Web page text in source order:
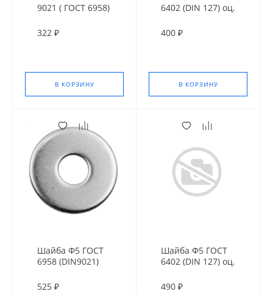
9021 ( ГОСТ 6958)
322 ₽
В КОРЗИНУ
6402 (DIN 127) оц.
400 ₽
В КОРЗИНУ
Шайба Ф5 ГОСТ
6958 (DIN9021)
525 ₽
Шайба Ф5 ГОСТ
6402 (DIN 127) оц.
490 ₽